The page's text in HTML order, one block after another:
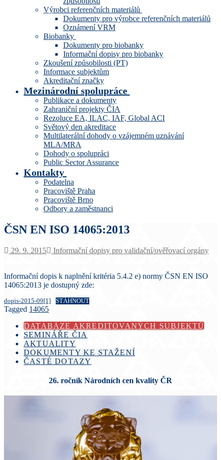
Výrobci referenčních materiálů
Dokumenty pro výrobce referenčních materiálů
Oznámení VRM
Biobanky
Dokumenty pro biobanky
Informační dopisy pro biobanky
Zkoušení způsobilosti (PT)
Informace subjektům
Akreditační značky
Mezinárodní spolupráce
Publikace a dokumenty
Zahraniční projekty ČIA
Rezoluce EA, ILAC, IAF, Global ACI
Světový den akreditace
Multilaterální dohody o vzájemném uznávání
MLA/MRA
Dohody o spolupráci
Public Sector Assurance
Kontakty
Podatelna
Pracoviště Praha
Pracoviště Brno
Odbory a zaměstnanci
ČSN EN ISO 14065:2013
29. 9. 2015 Informační dopisy pro validační/ověřovací orgány
Informační dopis k naplnění kritéria 5.4.2 e) normy ČSN EN ISO
14065:2013 je dostupný zde:
dopis-2015-09[1] STÁHNOUT
Tagged 14065
DATABÁZE AKREDITOVANÝCH SUBJEKTŮ
SEMINÁŘE ČIA
AKTUALITY
DOKUMENTY KE STAŽENÍ
ČASTÉ DOTAZY
26. ročník Národních cen kvality ČR